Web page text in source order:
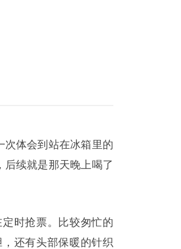
次体会到站在冰箱里的
续就是那天晚上喝了
时抢票。比较匆忙的
还有头部保暖的针织